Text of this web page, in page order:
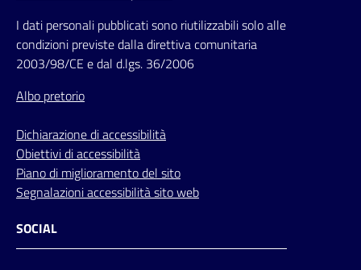
I dati personali pubblicati sono riutilizzabili solo alle
condizioni previste dalla direttiva comunitaria
2003/98/CE e dal d.lgs. 36/2006
Albo pretorio
Dichiarazione di accessibilità
Obiettivi di accessibilità
Piano di miglioramento del sito
Segnalazioni accessibilità sito web
SOCIAL